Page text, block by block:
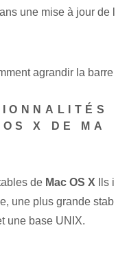
une mise à jour de l
agrandir la barre
X DE MA
de Mac OS X Ils i
une plus grande stab
une base UNIX.